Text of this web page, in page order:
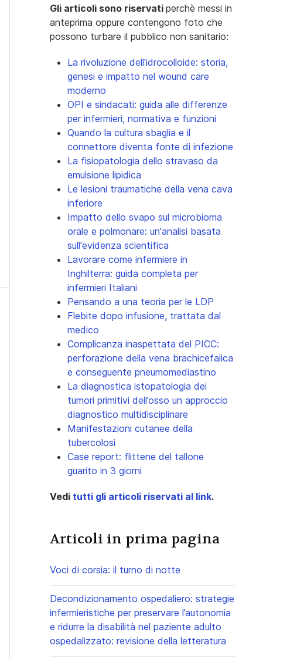
Gli articoli sono riservati perchè messi in
anteprima oppure contengono foto che
possono turbare il pubblico non sanitario:
La rivoluzione dell'idrocolloide: storia,
genesi e impatto nel wound care
moderno
OPI e sindacati: guida alle differenze
per infermieri, normativa e funzioni
Quando la cultura sbaglia e il
connettore diventa fonte di infezione
La fisiopatologia dello stravaso da
emulsione lipidica
Le lesioni traumatiche della vena cava
inferiore
Impatto dello svapo sul microbioma
orale e polmonare: un'analisi basata
sull'evidenza scientifica
Lavorare come infermiere in
Inghilterra: guida completa per
infermieri Italiani
Pensando a una teoria per le LDP
Flebite dopo infusione, trattata dal
medico
Complicanza inaspettata del PICC:
perforazione della vena brachicefalica
e conseguente pneumomediastino
La diagnostica istopatologia dei
tumori primitivi dell’osso un approccio
diagnostico multidisciplinare
Manifestazioni cutanee della
tubercolosi
Case report: flittene del tallone
guarito in 3 giorni
Vedi tutti gli articoli riservati al link.
Articoli in prima pagina
Voci di corsia: il turno di notte
Decondizionamento ospedaliero: strategie
infermieristiche per preservare l’autonomia
e ridurre la disabilità nel paziente adulto
ospedalizzato: revisione della letteratura